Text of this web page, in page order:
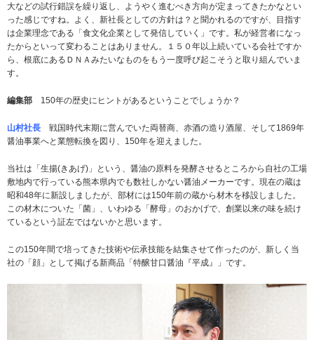
大などの試行錯誤を繰り返し、ようやく進むべき方向が定まってきたかなとい
った感じですね。よく、新社長としての方針は？と聞かれるのですが、目指す
は企業理念である「食文化企業として発信していく」です。私が経営者になっ
たからといって変わることはありません。１５０年以上続いている会社ですか
ら、根底にあるＤＮＡみたいなものをもう一度呼び起こそうと取り組んでいま
す。
編集部 150年の歴史にヒントがあるということでしょうか？
山村社長 戦国時代末期に営んでいた両替商、赤酒の造り酒屋、そして1869年
醤油事業へと業態転換を図り、150年を迎えました。
当社は「生揚(きあげ)」という、醤油の原料を発酵させるところから自社の工場
敷地内で行っている熊本県内でも数社しかない醤油メーカーです。現在の蔵は
昭和48年に新設しましたが、部材には150年前の蔵から材木を移設しました。
この材木についた「菌」、いわゆる「酵母」のおかげで、創業以来の味を続け
ているという証左ではないかと思います。
この150年間で培ってきた技術や伝承技能を結集させて作ったのが、新しく当
社の「顔」として掲げる新商品「特醸甘口醤油『平成』」です。